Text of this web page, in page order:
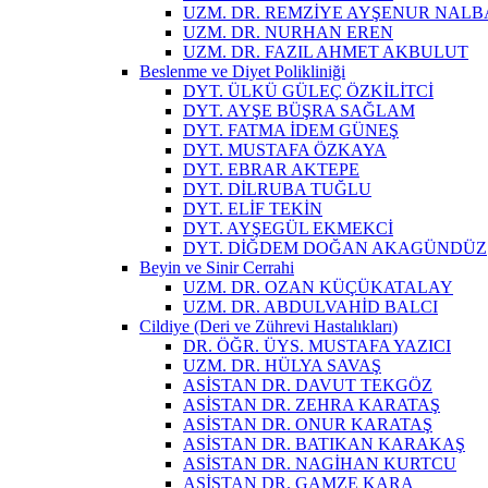
UZM. DR. REMZİYE AYŞENUR
UZM. DR. NURHAN EREN
UZM. DR. FAZIL AHMET AKBULUT
Beslenme ve Diyet Polikliniği
DYT. ÜLKÜ GÜLEÇ ÖZKİLİTCİ
DYT. AYŞE BÜŞRA SAĞLAM
DYT. FATMA İDEM GÜNEŞ
DYT. MUSTAFA ÖZKAYA
DYT. EBRAR AKTEPE
DYT. DİLRUBA TUĞLU
DYT. ELİF TEKİN
DYT. AYŞEGÜL EKMEKCİ
DYT. DİĞDEM DOĞAN AKAGÜNDÜZ
Beyin ve Sinir Cerrahi
UZM. DR. OZAN KÜÇÜKATALAY
UZM. DR. ABDULVAHİD BALCI
Cildiye (Deri ve Zührevi Hastalıkları)
DR. ÖĞR. ÜYS. MUSTAFA YAZICI
UZM. DR. HÜLYA SAVAŞ
ASİSTAN DR. DAVUT TEKGÖZ
ASİSTAN DR. ZEHRA KARATAŞ
ASİSTAN DR. ONUR KARATAŞ
ASİSTAN DR. BATIKAN KARAKAŞ
ASİSTAN DR. NAGİHAN KURTCU
ASİSTAN DR. GAMZE KARA